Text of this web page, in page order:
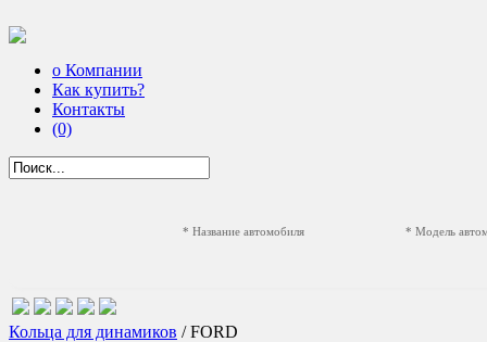
о Компании
Как купить?
Контакты
(0)
* Название автомобиля * Модель
Кольца для динамиков / FORD